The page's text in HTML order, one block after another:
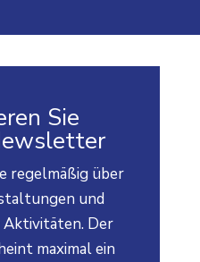
Sie
regelmäßig über
und
Aktivitäten. Der
maximal ein